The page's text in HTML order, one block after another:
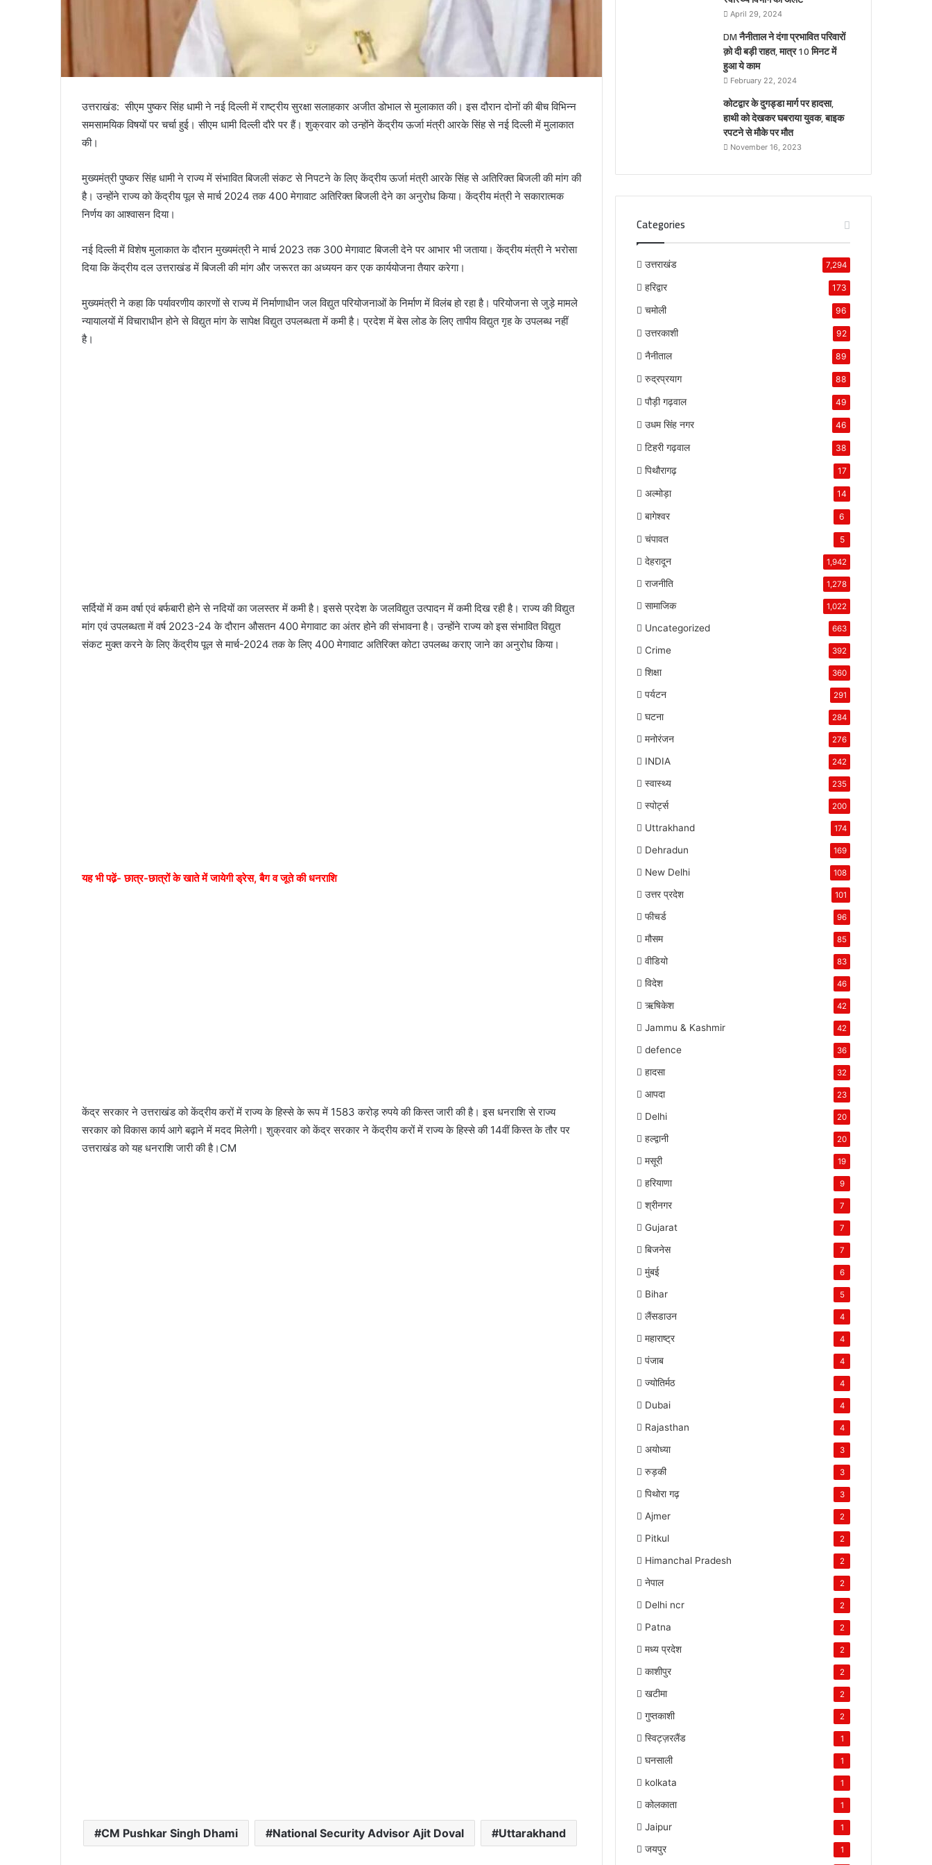
उत्तराखंड: सीएम पुष्कर सिंह धामी ने नई दिल्ली में राष्ट्रीय सुरक्षा सलाहकार अजीत डोभाल से मुलाकात की। इस दौरान दोनों की बीच विभिन्न
समसामयिक विषयों पर चर्चा हुई। सीएम धामी दिल्ली दौरे पर हैं। शुक्रवार को उन्होंने केंद्रीय ऊर्जा मंत्री आरके सिंह से नई दिल्ली में मुलाकात
की।
मुख्यमंत्री पुष्कर सिंह धामी ने राज्य में संभावित बिजली संकट से निपटने के लिए केंद्रीय ऊर्जा मंत्री आरके सिंह से अतिरिक्त बिजली की मांग की
है। उन्होंने राज्य को केंद्रीय पूल से मार्च 2024 तक 400 मेगावाट अतिरिक्त बिजली देने का अनुरोध किया। केंद्रीय मंत्री ने सकारात्मक
निर्णय का आश्वासन दिया।
नई दिल्ली में विशेष मुलाकात के दौरान मुख्यमंत्री ने मार्च 2023 तक 300 मेगावाट बिजली देने पर आभार भी जताया। केंद्रीय मंत्री ने भरोसा
दिया कि केंद्रीय दल उत्तराखंड में बिजली की मांग और जरूरत का अध्ययन कर एक कार्ययोजना तैयार करेगा।
मुख्यमंत्री ने कहा कि पर्यावरणीय कारणों से राज्य में निर्माणाधीन जल विद्युत परियोजनाओं के निर्माण में विलंब हो रहा है। परियोजना से जुड़े मामले
न्यायालयों में विचाराधीन होने से विद्युत मांग के सापेक्ष विद्युत उपलब्धता में कमी है। प्रदेश में बेस लोड के लिए तापीय विद्युत गृह के उपलब्ध नहीं
है।
सर्दियों में कम वर्षा एवं बर्फबारी होने से नदियों का जलस्तर में कमी है। इससे प्रदेश के जलविद्युत उत्पादन में कमी दिख रही है। राज्य की विद्युत
मांग एवं उपलब्धता में वर्ष 2023-24 के दौरान औसतन 400 मेगावाट का अंतर होने की संभावना है। उन्होंने राज्य को इस संभावित विद्युत
संकट मुक्त करने के लिए केंद्रीय पूल से मार्च-2024 तक के लिए 400 मेगावाट अतिरिक्त कोटा उपलब्ध कराए जाने का अनुरोध किया।
यह भी पढे़ं- छात्र-छात्रों के खाते में जायेगी ड्रेस, बैग व जूते की धनराशि
केंद्र सरकार ने उत्तराखंड को केंद्रीय करों में राज्य के हिस्से के रूप में 1583 करोड़ रुपये की किस्त जारी की है। इस धनराशि से राज्य
सरकार को विकास कार्य आगे बढ़ाने में मदद मिलेगी। शुक्रवार को केंद्र सरकार ने केंद्रीय करों में राज्य के हिस्से की 14वीं किस्त के तौर पर
उत्तराखंड को यह धनराशि जारी की है।CM
CM Pushkar Singh Dhami National Security Advisor Ajit Doval Uttarakhand
April 29, 2024
DM नैनीताल ने दंगा प्रभावित परिवारों
क़ो दी बड़ी राहत, मात्र 10 मिनट में
हुआ ये काम
February 22, 2024
कोटद्वार के दुगड्डा मार्ग पर हादसा,
हाथी को देखकर घबराया युवक, बाइक
रपटने से मौके पर मौत
November 16, 2023
Categories
उत्तराखंड 7,294
हरिद्वार 173
चमोली 96
उत्तरकाशी 92
नैनीताल 89
रुद्रप्रयाग 88
पौड़ी गढ़वाल 49
उधम सिंह नगर 46
टिहरी गढ़वाल 38
पिथौरागढ़ 17
अल्मोड़ा 14
बागेश्वर 6
चंपावत 5
देहरादून 1,942
राजनीति 1,278
सामाजिक 1,022
Uncategorized 663
Crime 392
शिक्षा 360
पर्यटन 291
घटना 284
मनोरंजन 276
INDIA 242
स्वास्थ्य 235
स्पोर्ट्स 200
Uttrakhand 174
Dehradun 169
New Delhi 108
उत्तर प्रदेश 101
फीचर्ड 96
मौसम 85
वीडियो 83
विदेश 46
ऋषिकेश 42
Jammu & Kashmir 42
defence 36
हादसा 32
आपदा 23
Delhi 20
हल्द्वानी 20
मसूरी 19
हरियाणा 9
श्रीनगर 7
Gujarat 7
बिजनेस 7
मुंबई 6
Bihar 5
लैंसडाउन 4
महाराष्ट्र 4
पंजाब 4
ज्योतिर्मठ 4
Dubai 4
Rajasthan 4
अयोध्या 3
रुड़की 3
पिथोरा गढ़ 3
Ajmer 2
Pitkul 2
Himanchal Pradesh 2
नेपाल 2
Delhi ncr 2
Patna 2
मध्य प्रदेश 2
काशीपुर 2
खटीमा 2
गुप्तकाशी 2
स्विट्ज़रलैंड 1
घनसाली 1
kolkata 1
कोलकाता 1
Jaipur 1
जयपुर 1